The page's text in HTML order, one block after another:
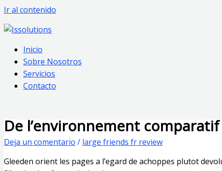
Ir al contenido
Inicio
Sobre Nosotros
Servicios
Contacto
De l’environnement
Deja un comentario / large friends fr review
Gleeden orient les pages a l’egard de achoppes plutot